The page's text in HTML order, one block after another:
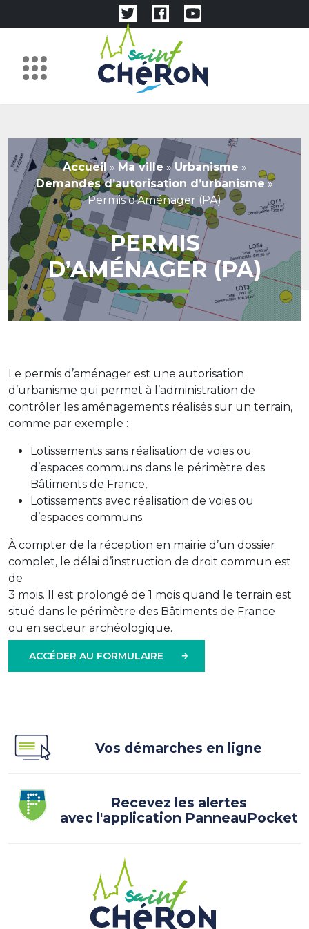
Accueil » Ma ville »Urbanisme »
Demandes d’autorisation d’urbanisme »
Permis d’Aménager (PA)
PERMIS
D’AMÉNAGER (PA)
Le permis d’aménager est une autorisation
d’urbanisme qui permet à l’administration de
contrôler les aménagements réalisés sur un terrain,
comme par exemple :
Lotissements sans réalisation de voies ou
d’espaces communs dans le périmètre des
Bâtiments de France,
Lotissements avec réalisation de voies ou
d’espaces communs.
À compter de la réception en mairie d’un dossier
complet, le délai d’instruction de droit commun est
de
3 mois. Il est prolongé de 1 mois quand le terrain est
situé dans le périmètre des Bâtiments de France
ou en secteur archéologique.
ACCÉDER AU FORMULAIRE
Vos démarches en ligne
Recevez les alertes
avec l'application PanneauPocket